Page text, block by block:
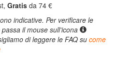
Gratis da 74 €
indicative. Per verificare le
il mouse sull'icona
di leggere le FAQ sucome